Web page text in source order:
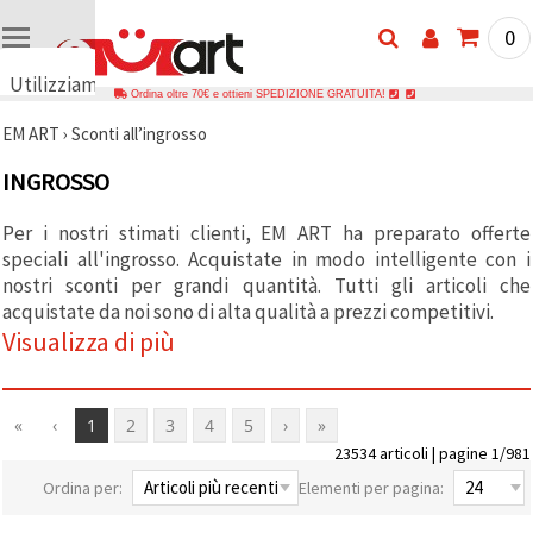
Utilizziamo
🍪
cookie e
garantire il
funzionamento
del nostro
sito web.
Con il tuo
consenso,
utilizziamo
anche per
analitici, di
marketing e
0
Ordina oltre 70€ e ottieni SPEDIZIONE GRATUITA!
EM ART › Sconti all’ingrosso
INGROSSO
Per i nostri stimati clienti, EM ART ha preparato offerte
speciali all'ingrosso. Acquistate in modo intelligente con i
nostri sconti per grandi quantità. Tutti gli articoli che
acquistate da noi sono di alta qualità a prezzi competitivi.
Visualizza di più
« ‹ 1 2 3 4 5 › »
23534 articoli | pagine 1/981
Ordina per:
Elementi per pagina: